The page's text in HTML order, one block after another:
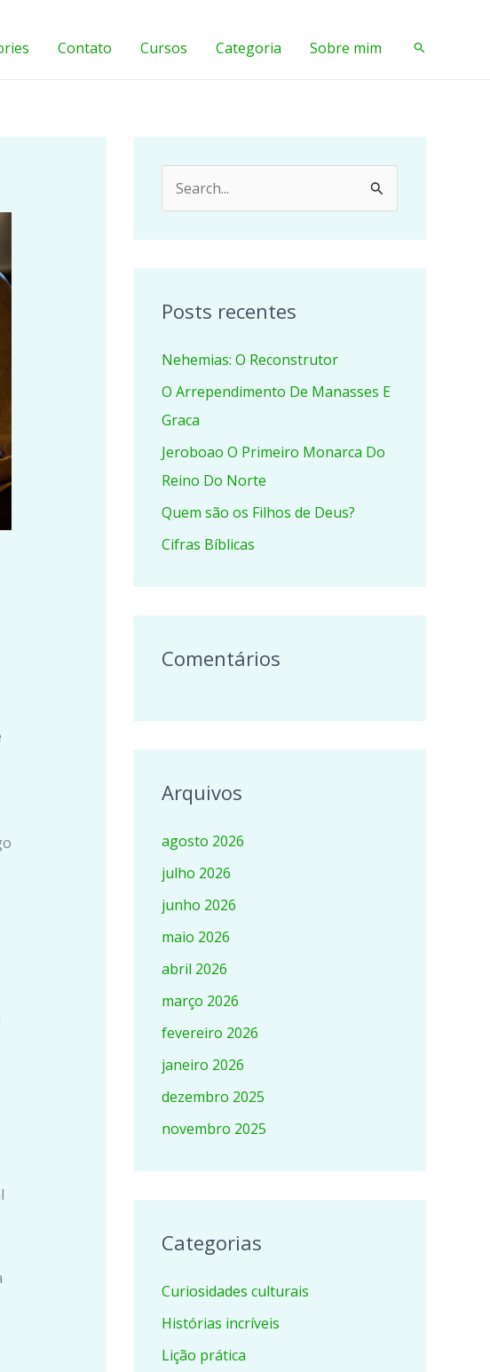
Contato Cursos Categoria Sobre mim Pesquisar
u
s
a
r
p
o
r
Posts recentes
Nehemias: O Reconstrutor
O Arrependimento De Manasses E
Graca
Jeroboao O Primeiro Monarca Do
Reino Do Norte
Quem são os Filhos de Deus?
Cifras Bíblicas
Comentários
Arquivos
agosto 2026
julho 2026
junho 2026
maio 2026
abril 2026
março 2026
fevereiro 2026
janeiro 2026
dezembro 2025
novembro 2025
Categorias
Curiosidades culturais
Histórias incríveis
Lição prática